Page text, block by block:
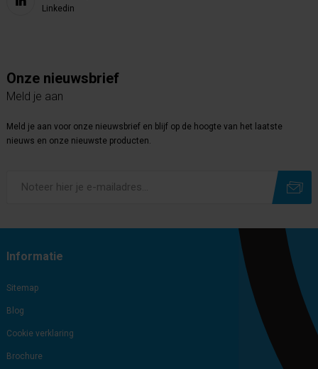
Linkedin
Onze nieuwsbrief
Meld je aan
Meld je aan voor onze nieuwsbrief en blijf op de hoogte van het laatste
nieuws en onze nieuwste producten.
Informatie
Sitemap
Blog
Cookie verklaring
Brochure